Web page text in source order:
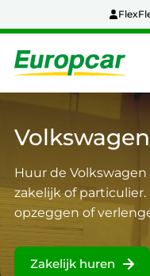
hoofdinhoud
Home
Huur de
zakelijk of
opzeggen of
Zakelijk huren